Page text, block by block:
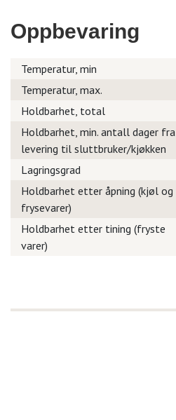
Oppbevaring
Temperatur, min
Temperatur, max.
Holdbarhet, total
Holdbarhet, min. antall dager fra
levering til sluttbruker/kjøkken
Lagringsgrad
Holdbarhet etter åpning (kjøl og
frysevarer)
Holdbarhet etter tining (fryste
varer)